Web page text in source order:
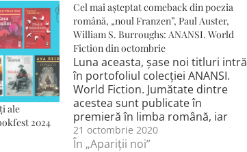
ale
2024
Cel mai așteptat comeback din poezia
română, „noul Franzen”, Paul Auster,
William S. Burroughs: ANANSI. World
Fiction din octombrie
Luna aceasta, șase noi titluri intră
în portofoliul colecției ANANSI.
World Fiction. Jumătate dintre
acestea sunt publicate în
premieră în limba română, iar
celelalte sunt ediții noi, revăzute,
ale unor cărți-cult din portofoliul
21 octombrie 2020
În „Apariții noi”